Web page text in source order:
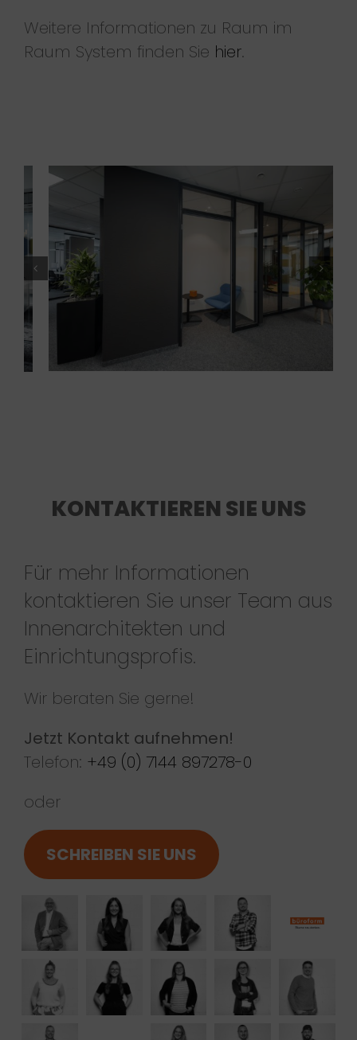
Weitere Informationen zu Raum im
Raum System finden Sie hier.
KONTAKTIEREN SIE UNS
Für mehr Informationen
kontaktieren Sie unser Team aus
Innenarchitekten und
Einrichtungsprofis.
Wir beraten Sie gerne!
Jetzt Kontakt aufnehmen!
Telefon: +49 (0) 7144 897278-0
oder
SCHREIBEN SIE UNS